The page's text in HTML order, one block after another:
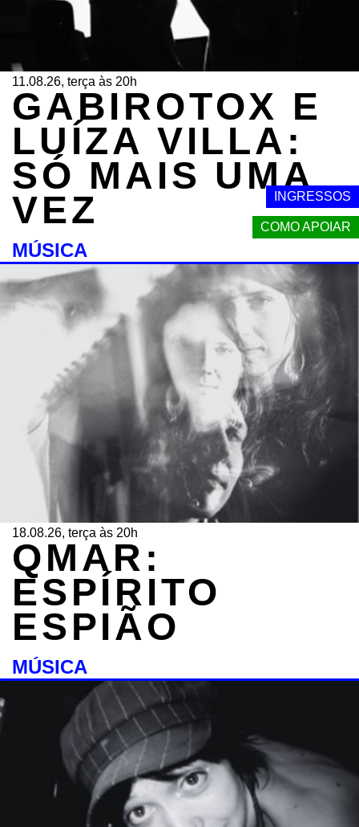
INGRESSOS
COMO APOIAR
11.08.26, terça às 20h
GABIROTOX E
LUÍZA VILLA:
SÓ MAIS UMA
VEZ
MÚSICA
18.08.26, terça às 20h
QMAR:
ESPÍRITO
ESPIÃO
MÚSICA